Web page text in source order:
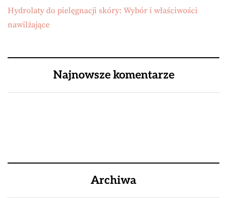
Hydrolaty do pielęgnacji skóry: Wybór i właściwości
nawilżające
Najnowsze komentarze
Archiwa